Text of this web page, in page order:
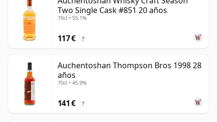
Two Single Cask #851 20 años
70cl • 55.1%
117 € ?
Auchentoshan Thompson Bros 1998 28
años
70cl • 45.9%
141 € ?